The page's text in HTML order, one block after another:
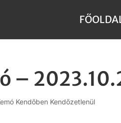
–
Kendőben Kendőzetlenül